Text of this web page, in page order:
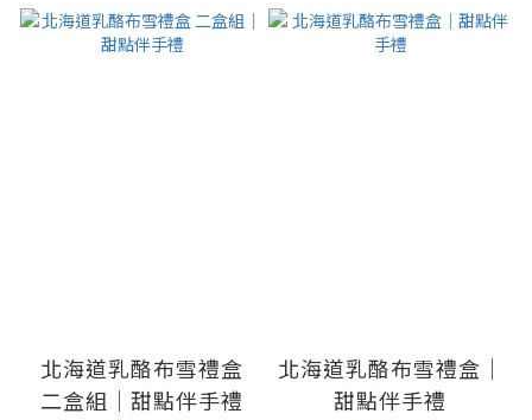
北海道乳酪布雪禮盒
二盒組｜甜點伴手禮
北海道乳酪布雪禮盒｜
甜點伴手禮